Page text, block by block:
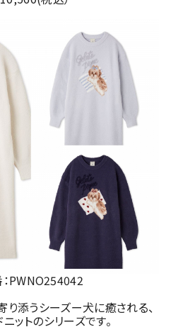
PWNO254042
添うシーズー犬に癒される、
ットのシリーズです。